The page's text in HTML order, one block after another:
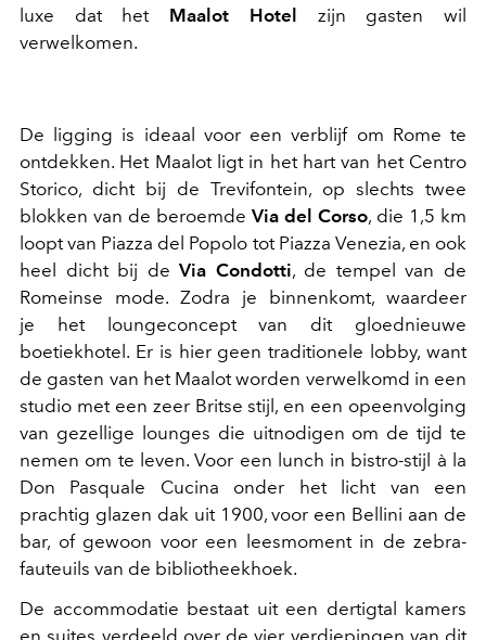
luxe dat het Maalot Hotel zijn gasten wil
verwelkomen.
De ligging is ideaal voor een verblijf om Rome te
ontdekken. Het Maalot ligt in het hart van het Centro
Storico, dicht bij de Trevifontein, op slechts twee
blokken van de beroemde Via del Corso, die 1,5 km
loopt van Piazza del Popolo tot Piazza Venezia, en ook
heel dicht bij deVia Condotti, de tempel van de
Romeinse mode. Zodra je binnenkomt, waardeer
je het loungeconcept van dit gloednieuwe
boetiekhotel. Er is hier geen traditionele lobby, want
de gasten van het Maalot worden verwelkomd in een
studio met een zeer Britse stijl, en een opeenvolging
van gezellige lounges die uitnodigen om de tijd te
nemen om te leven. Voor een lunch in bistro-stijl à la
Don Pasquale Cucina onder het licht van een
prachtig glazen dak uit 1900, voor een Bellini aan de
bar, of gewoon voor een leesmoment in de zebra-
fauteuils van de bibliotheekhoek.
De accommodatie bestaat uit een dertigtal kamers
en suites verdeeld over de vier verdiepingen van dit